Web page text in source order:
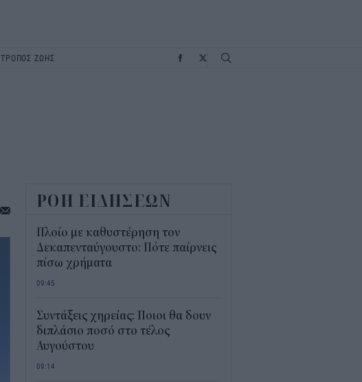
ΤΡΟΠΟΣ ΖΩΗΣ
ΡΟΗ ΕΙΔΗΣΕΩΝ
Πλοίο με καθυστέρηση τον
Δεκαπενταύγουστο: Πότε παίρνεις
πίσω χρήματα
09:45
Συντάξεις χηρείας: Ποιοι θα δουν
διπλάσιο ποσό στο τέλος
Αυγούστου
09:14